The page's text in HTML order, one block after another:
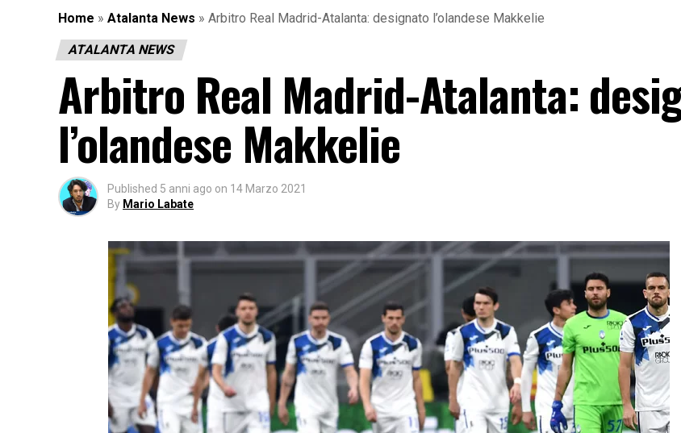
Home » Atalanta News » Arbitro Real Madrid-Atalanta: designato l’olandese Makkelie
ATALANTA NEWS
Arbitro Real Madrid-Atalanta:
l’olandese Makkelie
Published 5 anni ago on 14 Marzo 2021
By Mario Labate